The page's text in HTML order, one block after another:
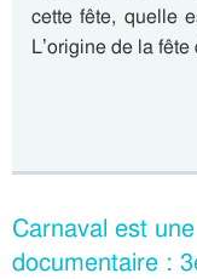
cette fête, quelle
L’origine de la
Carnaval est
documentaire :